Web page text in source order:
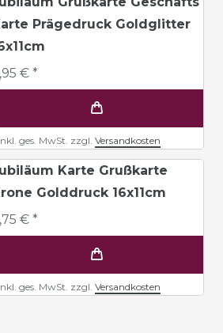
Prägedruck Goldglitter
€ *
ges. MwSt. zzgl. Versandkosten
Karte Grußkarte
Golddruck 16x11cm
€ *
ges. MwSt. zzgl. Versandkosten